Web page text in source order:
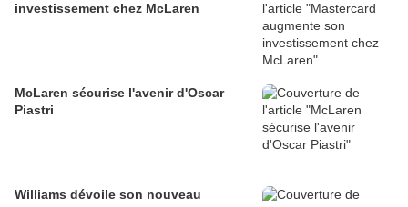
investissement chez McLaren
McLaren sécurise l'avenir d'Oscar
Piastri
Williams dévoile son nouveau